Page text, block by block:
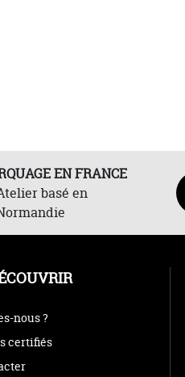
EN FRANCE
basé en
nous ?
certifiés